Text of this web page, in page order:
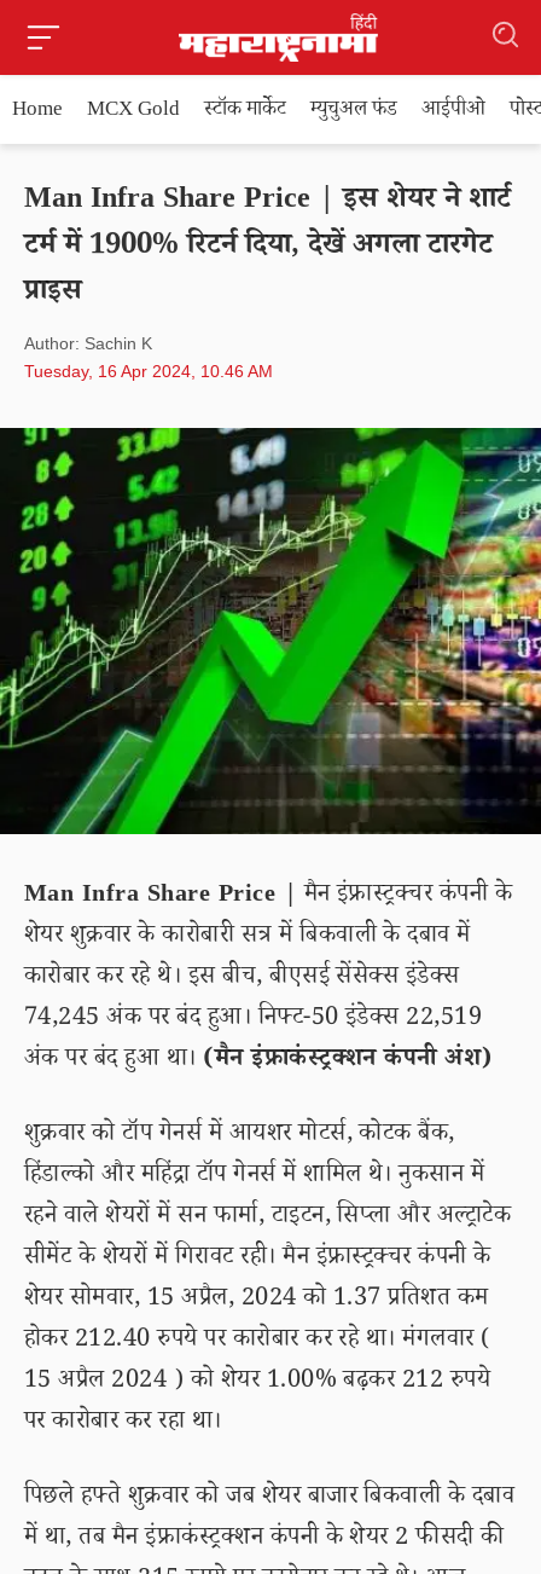
Home MCX Gold स्टॉक मार्केट म्युचुअल फंड आईपीओ
Man Infra Share Price | इस शेयर ने शार्ट
टर्म में 1900% रिटर्न दिया, देखें अगला टारगेट
प्राइस
Author: Sachin K
Tuesday, 16 Apr 2024, 10.46 AM
Man Infra Share Price | मैन इंफ्रास्ट्रक्चर कंपनी के
शेयर शुक्रवार के कारोबारी सत्र में बिकवाली के दबाव में
कारोबार कर रहे थे। इस बीच, बीएसई सेंसेक्स इंडेक्स
74,245 अंक पर बंद हुआ। निफ्ट-50 इंडेक्स 22,519
अंक पर बंद हुआ था। (मैन इंफ्राकंस्ट्रक्शन कंपनी अंश)
शुक्रवार को टॉप गेनर्स में आयशर मोटर्स, कोटक बैंक,
हिंडाल्को और महिंद्रा टॉप गेनर्स में शामिल थे। नुकसान में
रहने वाले शेयरों में सन फार्मा, टाइटन, सिप्ला और अल्ट्राटेक
सीमेंट के शेयरों में गिरावट रही। मैन इंफ्रास्ट्रक्चर कंपनी के
शेयर सोमवार, 15 अप्रैल, 2024 को 1.37 प्रतिशत कम
होकर 212.40 रुपये पर कारोबार कर रहे था। मंगलवार (
15 अप्रैल 2024 ) को शेयर 1.00% बढ़कर 212 रुपये
पर कारोबार कर रहा था।
पिछले हफ्ते शुक्रवार को जब शेयर बाजार बिकवाली के दबाव
में था, तब मैन इंफ्राकंस्ट्रक्शन कंपनी के शेयर 2 फीसदी की